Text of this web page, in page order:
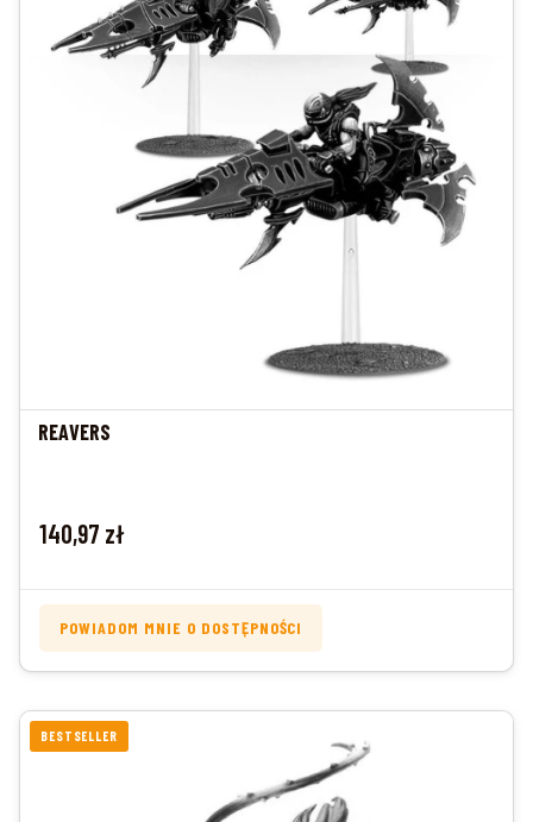
REAVERS
Cena
140,97 zł
POWIADOM MNIE O DOSTĘPNOŚCI
BESTSELLER